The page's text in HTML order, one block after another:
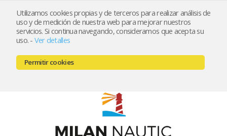
Utilizamos cookies propias y de terceros para realizar análisis de
uso y de medición de nuestra web para mejorar nuestros
servicios. Si continua navegando, consideramos que acepta su
uso. - Ver detalles
Permitir cookies
Registrarse Mi cuenta
666521122 // 654999333